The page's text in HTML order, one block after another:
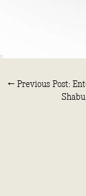
← Previous Post: